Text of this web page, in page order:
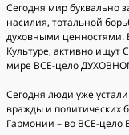
Сегодня мир буквально
насилия, тотальной
духовными ценностями.
Культуре, активно ищут
мире ВСЕ-цело
Сегодня люди уже
вражды и политических
Гармонии – во ВСЕ-